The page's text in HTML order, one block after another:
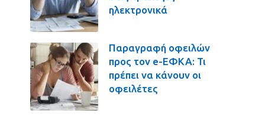
ηλεκτρονικά
Παραγραφή οφειλών
προς τον e-ΕΦΚΑ: Τι
πρέπει να κάνουν οι
οφειλέτες